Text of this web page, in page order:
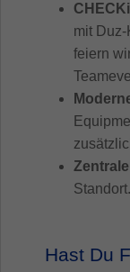
mit
feiern
Standort.
Hast Du